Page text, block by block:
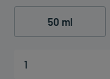
50 ml